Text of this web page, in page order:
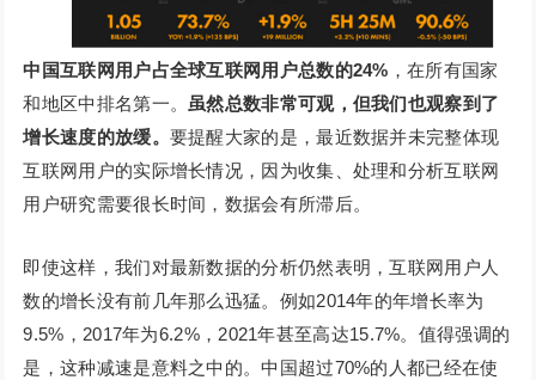
中国互联网用户占全球互联网用户总数的24% ，在所有国家
和地区中排名第一。 虽然总数非常可观，但我们也观察到了
增长速度的放缓。 要提醒大家的是，最近数据并未完整体现
互联网用户的实际增长情况，因为收集、处理和分析互联网
用户研究需要很长时间，数据会有所滞后。
即使这样，我们对最新数据的分析仍然表明，互联网用户人
数的增长没有前几年那么迅猛。例如2014年的年增长率为
9.5%，2017年为6.2%，2021年甚至高达15.7%。值得强调的
是，这种减速是意料之中的。中国超过70%的人都已经在使